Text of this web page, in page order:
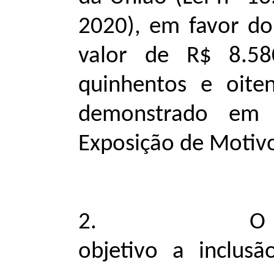
2020), em favor
valor de R$
quinhentos e
demonstrado
Exposição de
2. O
objetivo a